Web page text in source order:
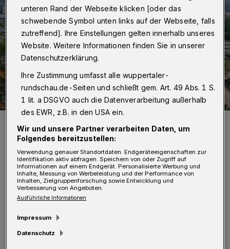
Foto: Achim Otto
D ie Gemeinschaft der
Bauverantwortlichen der großen
Kathedral- und Domkirchen Europas von
unteren Rand der Webseite klicken [oder das
schwebende Symbol unten links auf der Webseite, falls
zutreffend]. Ihre Einstellungen gelten innerhalb unseres
Website. Weitere Informationen finden Sie in unserer
Datenschutzerklärung.
Ihre Zustimmung umfasst alle wuppertaler-
rundschau.de-Seiten und schließt gem. Art. 49 Abs. 1 S.
1 lit. a DSGVO auch die Datenverarbeitung außerhalb
des EWR, z.B. in den USA ein.
Wir und unsere Partner verarbeiten Daten, um
Folgendes bereitzustellen:
Verwendung genauer Standortdaten. Endgeräteeigenschaften zur
Identifikation aktiv abfragen. Speichern von oder Zugriff auf
Informationen auf einem Endgerät. Personalisierte Werbung und
Inhalte, Messung von Werbeleistung und der Performance von
Inhalten, Zielgruppenforschung sowie Entwicklung und
Verbesserung von Angeboten.
Ausführliche Informationen
Impressum
Datenschutz